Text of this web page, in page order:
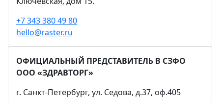
+7 343 380 49 80
hello@raster.ru
ОФИЦИАЛЬНЫЙ ПРЕДСТАВИТЕЛЬ В СЗФО
ООО «ЗДРАВТОРГ»
г. Санкт-Петербург, ул. Седова, д.37, оф.405